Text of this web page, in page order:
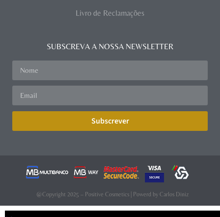
Livro de Reclamações
SUBSCREVA A NOSSA NEWSLETTER
Subscrever
@Copyright 2025 – Positive Cosmetics | Powerd by Carlos Diniz